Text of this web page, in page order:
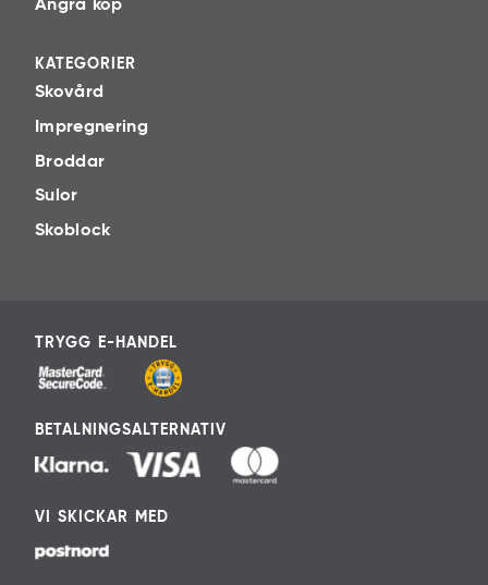
Ångra köp
KATEGORIER
Skovård
Impregnering
Broddar
Sulor
Skoblock
TRYGG E-HANDEL
BETALNINGSALTERNATIV
VI SKICKAR MED